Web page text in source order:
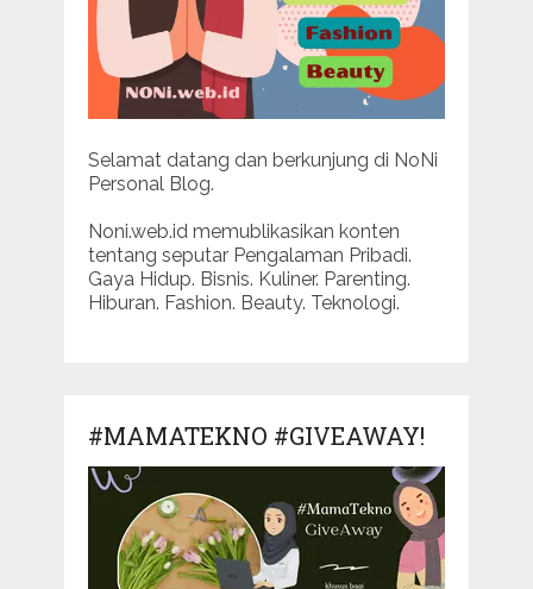
Selamat datang dan berkunjung di NoNi
Personal Blog.
Noni.web.id memublikasikan konten
tentang seputar Pengalaman Pribadi.
Gaya Hidup. Bisnis. Kuliner. Parenting.
Hiburan. Fashion. Beauty. Teknologi.
#MAMATEKNO #GIVEAWAY!